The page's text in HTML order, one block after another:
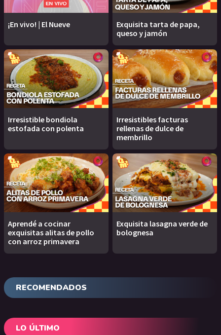
¡En vivo! | El Nueve
Exquisita tarta de papa,
queso y jamón
Irresistible bondiola
estofada con polenta
Irresistibles facturas
rellenas de dulce de
membrillo
Aprendé a cocinar
exquisitas alitas de pollo
con arroz primavera
Exquisita lasagna verde de
bolognesa
RECOMENDADOS
LO ÚLTIMO